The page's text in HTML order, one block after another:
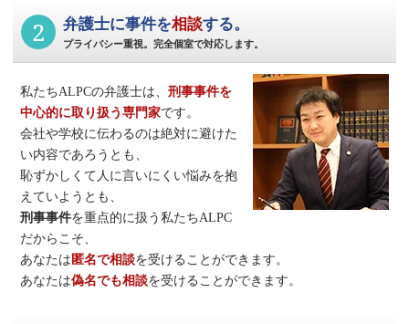
2 弁護士に事件を相談する。
プライバシー重視。完全個室で対応します。
私たちALPCの弁護士は、刑事事件を
中心的に取り扱う専門家です。
会社や学校に伝わるのは絶対に避けた
い内容であろうとも、
恥ずかしくて人に言いにくい悩みを抱
えていようとも、
刑事事件を重点的に扱う私たちALPC
だからこそ、
あなたは匿名で相談を受けることができます。
あなたは偽名でも相談を受けることができます。